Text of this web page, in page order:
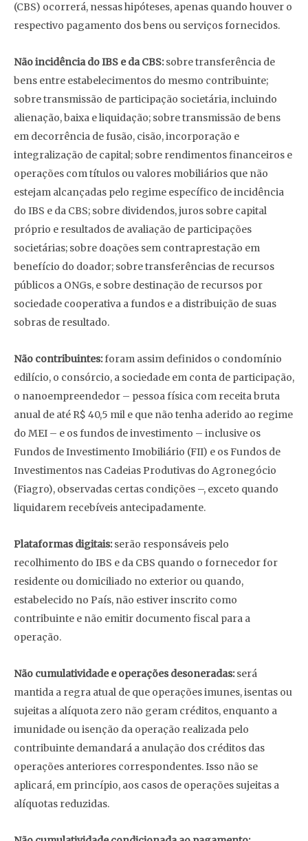
(CBS) ocorrerá, nessas hipóteses, apenas quando houver o
respectivo pagamento dos bens ou serviços fornecidos.
Não incidência do IBS e da CBS:sobre transferência de
bens entre estabelecimentos do mesmo contribuinte;
sobre transmissão de participação societária, incluindo
alienação, baixa e liquidação; sobre transmissão de bens
em decorrência de fusão, cisão, incorporação e
integralização de capital; sobre rendimentos financeiros e
operações com títulos ou valores mobiliários que não
estejam alcançadas pelo regime específico de incidência
do IBS e da CBS; sobre dividendos, juros sobre capital
próprio e resultados de avaliação de participações
societárias; sobre doações sem contraprestação em
benefício do doador; sobre transferências de recursos
públicos a ONGs, e sobre destinação de recursos por
sociedade cooperativa a fundos e a distribuição de suas
sobras de resultado.
Não contribuintes:foram assim definidos o condomínio
edilício, o consórcio, a sociedade em conta de participação,
o nanoempreendedor – pessoa física com receita bruta
anual de até R$ 40,5 mil e que não tenha aderido ao regime
do MEI – e os fundos de investimento – inclusive os
Fundos de Investimento Imobiliário (FII) e os Fundos de
Investimentos nas Cadeias Produtivas do Agronegócio
(Fiagro), observadas certas condições –, exceto quando
liquidarem recebíveis antecipadamente.
Plataformas digitais:serão responsáveis pelo
recolhimento do IBS e da CBS quando o fornecedor for
residente ou domiciliado no exterior ou quando,
estabelecido no País, não estiver inscrito como
contribuinte e não emitir documento fiscal para a
operação.
Não cumulatividade e operações desoneradas:será
mantida a regra atual de que operações imunes, isentas ou
sujeitas a alíquota zero não geram créditos, enquanto a
imunidade ou isenção da operação realizada pelo
contribuinte demandará a anulação dos créditos das
operações anteriores correspondentes. Isso não se
aplicará, em princípio, aos casos de operações sujeitas a
alíquotas reduzidas.